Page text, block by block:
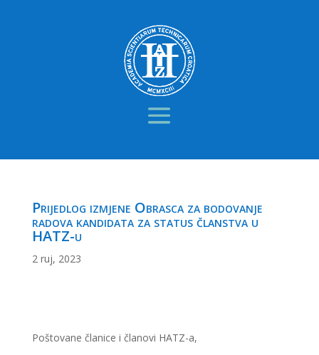
Prijedlog izmjene Obrasca za bodovanje
radova kandidata za status članstva u
HATZ-u
2 ruj, 2023
Poštovane članice i članovi HATZ-a,